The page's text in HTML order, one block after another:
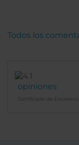
opiniones
Certificado de
Todos los